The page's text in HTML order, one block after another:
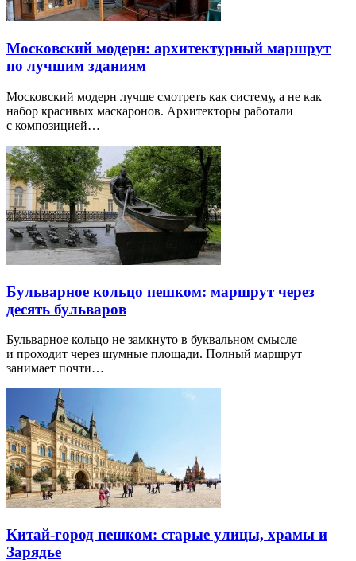
Московский модерн: архитектурный маршрут
по лучшим зданиям
Московский модерн лучше смотреть как систему, а не как
набор красивых маскаронов. Архитекторы работали
с композицией…
Бульварное кольцо пешком: маршрут через
десять бульваров
Бульварное кольцо не замкнуто в буквальном смысле
и проходит через шумные площади. Полный маршрут
занимает почти…
Китай-город пешком: старые улицы, храмы и
Зарядье